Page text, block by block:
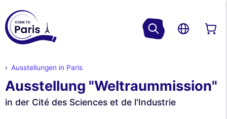
Ausstellungen in Paris
Ausstellung "Weltraummission"
in der Cité des Sciences et de l'Industrie